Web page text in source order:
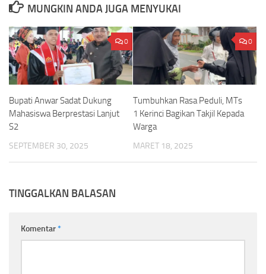
MUNGKIN ANDA JUGA MENYUKAI
0
Bupati Anwar Sadat Dukung
Mahasiswa Berprestasi Lanjut
S2
SEPTEMBER 30, 2025
0
Tumbuhkan Rasa Peduli, MTs
1 Kerinci Bagikan Takjil Kepada
Warga
MARET 18, 2025
TINGGALKAN BALASAN
Komentar*